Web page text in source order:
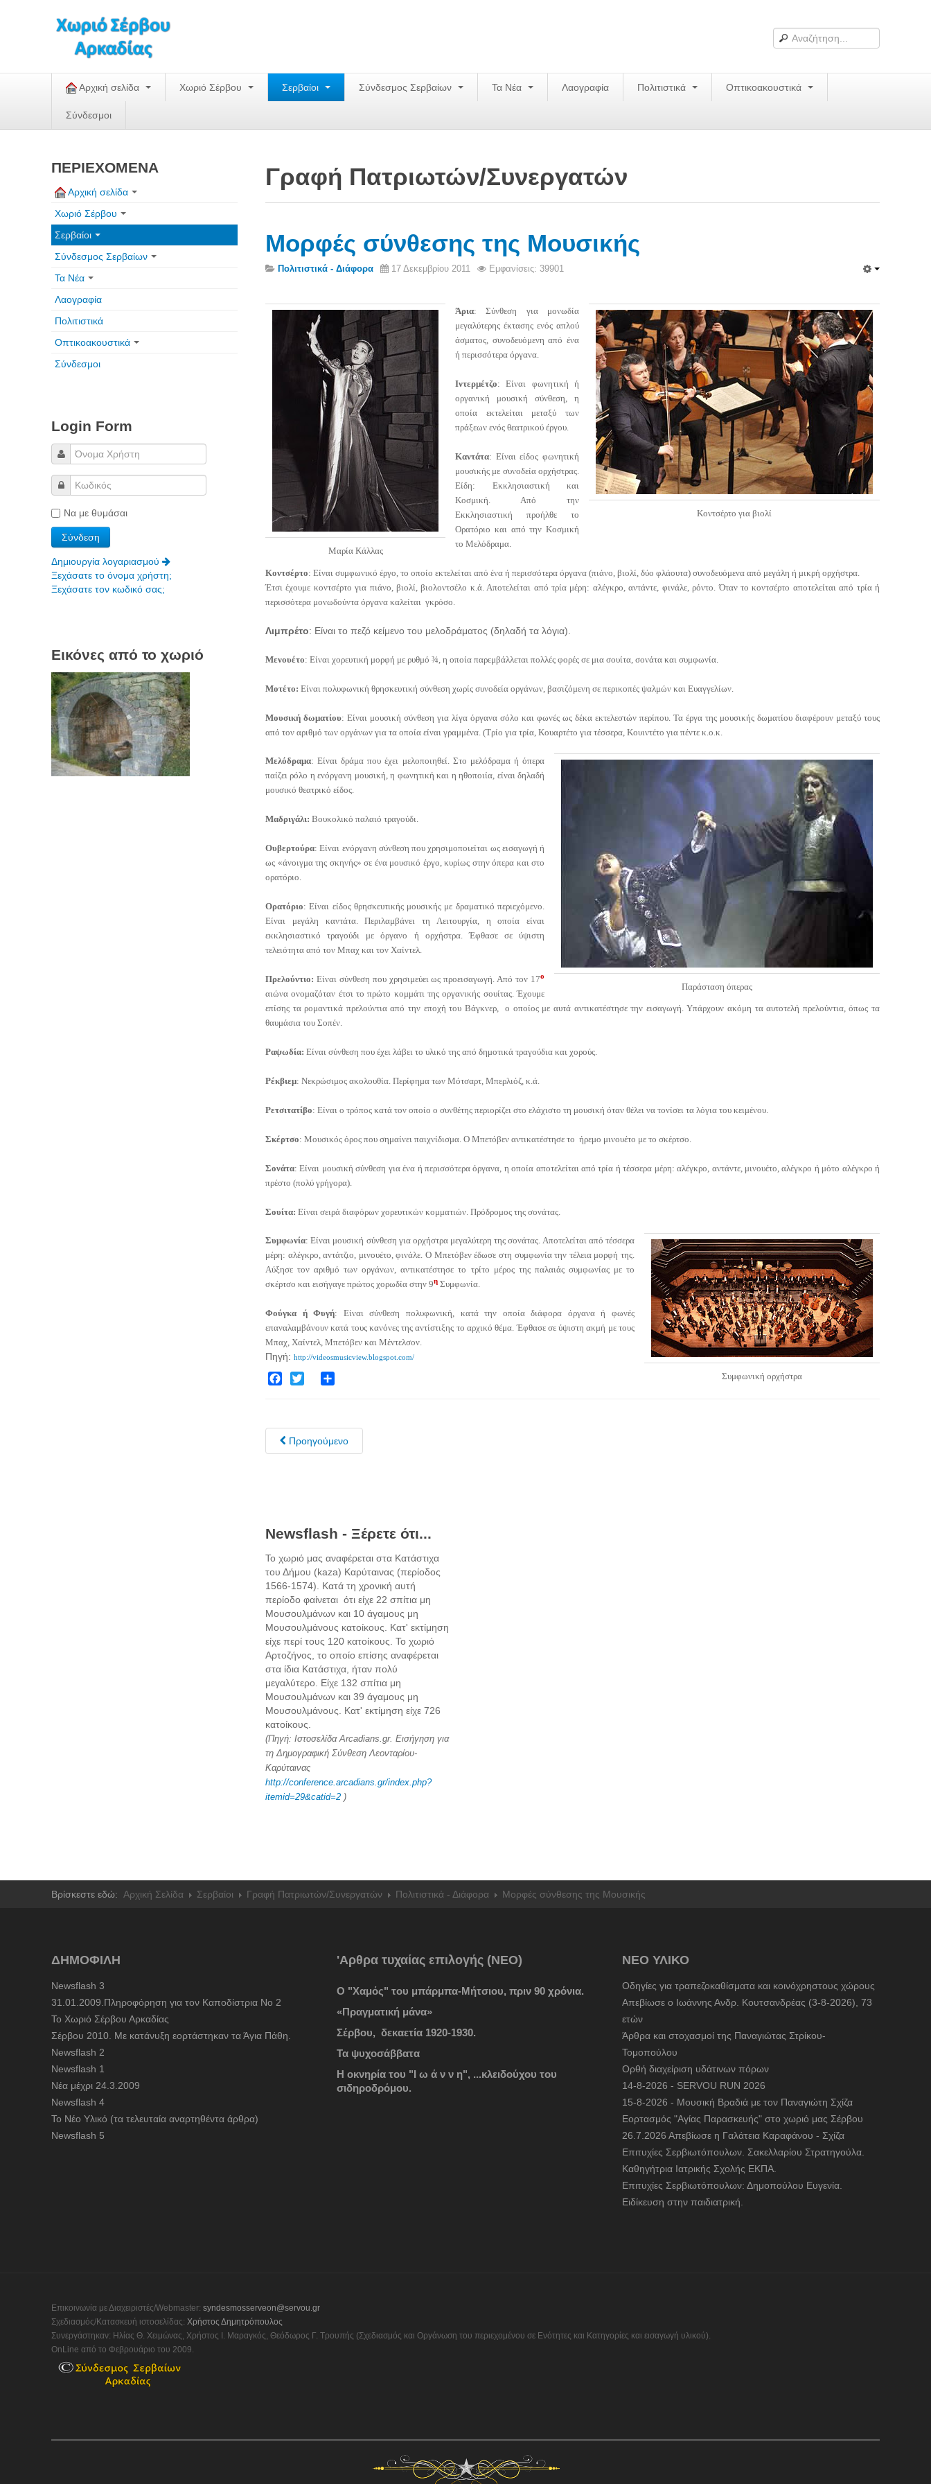
Αρχική σελίδα Χωριό Σέρβου Σερβαίοι Σύνδεσμος Σερβαίων Τα Νέα Λαογραφία Πολιτιστικά Οπτικοακουστικά
Σύνδεσμοι
Γραφή Πατριωτών/Συνεργατών
Μορφές σύνθεσης της Μουσικής
Πολιτιστικά - Διάφορα 17 Δεκεμβρίου 2011 Εμφανίσεις: 39901
Μαρία Κάλλας
Κοντσέρτο για βιολί
Άρια: Σύνθεση για μονωδία
μεγαλύτερης έκτασης ενός απλού
άσματος, συνοδευόμενη από ένα
ή περισσότερα όργανα.
Ιντερμέτζο: Είναι φωνητική ή
οργανική μουσική σύνθεση, η
οποία εκτελείται μεταξύ των
πράξεων ενός θεατρικού έργου.
Καντάτα: Είναι είδος φωνητική
μουσικής με συνοδεία ορχήστρας.
Είδη: Εκκλησιαστική και
Κοσμική. Από την
Εκκλησιαστική προήλθε το
Ορατόριο και από την Κοσμική
το Μελόδραμα.
Κοντσέρτο: Είναι συμφωνικό έργο, το οποίο εκτελείται από ένα ή περισσότερα όργανα (πιάνο, βιολί, δύο φλάουτα) συνοδευόμενα από μεγάλη ή μικρή ορχήστρα.
Έτσι έχουμε κοντσέρτο για πιάνο, βιολί, βιολοντσέλο κ.ά. Αποτελείται από τρία μέρη: αλέγκρο, αντάντε, φινάλε, ρόντο. Όταν το κοντσέρτο αποτελείται από τρία ή
περισσότερα μονωδούντα όργανα καλείται γκρόσο.
Λιμπρέτο: Είναι το πεζό κείμενο του μελοδράματος (δηλαδή τα λόγια).
Μενουέτο: Είναι χορευτική μορφή με ρυθμό ¾, η οποία παρεμβάλλεται πολλές φορές σε μια σουίτα, σονάτα και συμφωνία.
Μοτέτο: Είναι πολυφωνική θρησκευτική σύνθεση χωρίς συνοδεία οργάνων, βασιζόμενη σε περικοπές ψαλμών και Ευαγγελίων.
Μουσική δωματίου: Είναι μουσική σύνθεση για λίγα όργανα σόλο και φωνές ως δέκα εκτελεστών περίπου. Τα έργα της μουσικής δωματίου διαφέρουν μεταξύ τους
από τον αριθμό των οργάνων για τα οποία είναι γραμμένα. (Τρίο για τρία, Κουαρτέτο για τέσσερα, Κουιντέτο για πέντε κ.ο.κ.
Παράσταση όπερας
Μελόδραμα: Είναι δράμα που έχει μελοποιηθεί. Στο μελόδραμα ή όπερα
παίζει ρόλο η ενόργανη μουσική, η φωνητική και η ηθοποιία, είναι δηλαδή
μουσικό θεατρικό είδος.
Μαδριγάλι: Βουκολικό παλαιό τραγούδι.
Ουβερτούρα: Είναι ενόργανη σύνθεση που χρησιμοποιείται ως εισαγωγή ή
ως «άνοιγμα της σκηνής» σε ένα μουσικό έργο, κυρίως στην όπερα και στο
ορατόριο.
Ορατόριο: Είναι είδος θρησκευτικής μουσικής με δραματικό περιεχόμενο.
Είναι μεγάλη καντάτα. Περιλαμβάνει τη Λειτουργία, η οποία είναι
εκκλησιαστικό τραγούδι με όργανο ή ορχήστρα. Έφθασε σε ύψιστη
τελειότητα από τον Μπαχ και τον Χαίντελ.
Πρελούντιο: Είναι σύνθεση που χρησιμεύει ως προεισαγωγή. Από τον 17ο
αιώνα ονομαζόταν έτσι το πρώτο κομμάτι της οργανικής σουίτας. Έχουμε
επίσης τα ρομαντικά πρελούντια από την εποχή του Βάγκνερ, ο οποίος με αυτά αντικατέστησε την εισαγωγή. Υπάρχουν ακόμη τα αυτοτελή πρελούντια, όπως τα
θαυμάσια του Σοπέν.
Ραψωδία: Είναι σύνθεση που έχει λάβει το υλικό της από δημοτικά τραγούδια και χορούς.
Ρέκβιεμ: Νεκρώσιμος ακολουθία. Περίφημα των Μότσαρτ, Μπερλιόζ, κ.ά.
Ρετσιτατίβο: Είναι ο τρόπος κατά τον οποίο ο συνθέτης περιορίζει στο ελάχιστο τη μουσική όταν θέλει να τονίσει τα λόγια του κειμένου.
Σκέρτσο: Μουσικός όρος που σημαίνει παιχνίδισμα. Ο Μπετόβεν αντικατέστησε το ήρεμο μινουέτο με το σκέρτσο.
Σονάτα: Είναι μουσική σύνθεση για ένα ή περισσότερα όργανα, η οποία αποτελείται από τρία ή τέσσερα μέρη: αλέγκρο, αντάντε, μινουέτο, αλέγκρο ή μότο αλέγκρο ή
πρέστο (πολύ γρήγορα).
Σουίτα: Είναι σειρά διαφόρων χορευτικών κομματιών. Πρόδρομος της σονάτας.
Συμφωνική ορχήστρα
Συμφωνία: Είναι μουσική σύνθεση για ορχήστρα μεγαλύτερη της σονάτας. Αποτελείται από τέσσερα
μέρη: αλέγκρο, αντάτζιο, μινουέτο, φινάλε. Ο Μπετόβεν έδωσε στη συμφωνία την τέλεια μορφή της.
Αύξησε τον αριθμό των οργάνων, αντικατέστησε το τρίτο μέρος της παλαιάς συμφωνίας με το
σκέρτσο και εισήγαγε πρώτος χορωδία στην 9η Συμφωνία.
Φούγκα ή Φυγή: Είναι σύνθεση πολυφωνική, κατά την οποία διάφορα όργανα ή φωνές
επαναλαμβάνουν κατά τους κανόνες της αντίστιξης το αρχικό θέμα. Έφθασε σε ύψιστη ακμή με τους
Μπαχ, Χαίντελ, Μπετόβεν και Μέντελσον.
Πηγή: http://videosmusicview.blogspot.com/
Προηγούμενο
ΠΕΡΙΕΧΟΜΕΝΑ
Αρχική σελίδα
Χωριό Σέρβου
Σερβαίοι
Σύνδεσμος Σερβαίων
Τα Νέα
Λαογραφία
Πολιτιστικά
Οπτικοακουστικά
Σύνδεσμοι
Login Form
Να με θυμάσαι
Δημιουργία λογαριασμού
Ξεχάσατε το όνομα χρήστη;
Ξεχάσατε τον κωδικό σας;
Εικόνες από το χωριό
Newsflash - Ξέρετε ότι...
Το χωριό μας αναφέρεται στα Κατάστιχα
του Δήμου (kaza) Καρύταινας (περίοδος
1566-1574). Κατά τη χρονική αυτή
περίοδο φαίνεται ότι είχε 22 σπίτια μη
Μουσουλμάνων και 10 άγαμους μη
Μουσουλμάνους κατοίκους. Κατ' εκτίμηση
είχε περί τους 120 κατοίκους. Το χωριό
Αρτοζήνος, το οποίο επίσης αναφέρεται
στα ίδια Κατάστιχα, ήταν πολύ
μεγαλύτερο. Είχε 132 σπίτια μη
Μουσουλμάνων και 39 άγαμους μη
Μουσουλμάνους. Κατ' εκτίμηση είχε 726
κατοίκους.
(Πηγή: Ιστοσελίδα Arcadians.gr. Εισήγηση για
τη Δημογραφική Σύνθεση Λεονταρίου-
Καρύταινας
http://conference.arcadians.gr/index.php?
itemid=29&catid=2 )
Βρίσκεστε εδώ: Αρχική Σελίδα Σερβαίοι Γραφή Πατριωτών/Συνεργατών Πολιτιστικά - Διάφορα Μορφές σύνθεσης της Μουσικής
ΔΗΜΟΦΙΛΗ
Newsflash 3
31.01.2009.Πληροφόρηση για τον Καποδίστρια Νο 2
To Χωριό Σέρβου Αρκαδίας
Σέρβου 2010. Με κατάνυξη εορτάστηκαν τα Άγια Πάθη.
Newsflash 2
Newsflash 1
Nέα μέχρι 24.3.2009
Newsflash 4
Το Νέο Υλικό (τα τελευταία αναρτηθέντα άρθρα)
Newsflash 5
'Αρθρα τυχαίας επιλογής (ΝΕΟ)
Ο "Χαμός" του μπάρμπα-Μήτσιου, πριν 90 χρόνια.
«Πραγματική μάνα»
Σέρβου, δεκαετία 1920-1930.
Τα ψυχοσάββατα
Η οκνηρία του "Ι ω ά ν ν η", ...κλειδούχου του
σιδηροδρόμου.
ΝΕΟ ΥΛΙΚΟ
Οδηγίες για τραπεζοκαθίσματα και κοινόχρηστους χώρους
Απεβίωσε ο Ιωάννης Ανδρ. Κουτσανδρέας (3-8-2026), 73
ετών
Άρθρα και στοχασμοί της Παναγιώτας Στρίκου-
Τομοπούλου
Ορθή διαχείριση υδάτινων πόρων
14-8-2026 - SERVOU RUN 2026
15-8-2026 - Μουσική Βραδιά με τον Παναγιώτη Σχίζα
Εορτασμός "Αγίας Παρασκευής" στο χωριό μας Σέρβου
26.7.2026 Απεβίωσε η Γαλάτεια Καραφάνου - Σχίζα
Επιτυχίες Σερβιωτόπουλων. Σακελλαρίου Στρατηγούλα.
Καθηγήτρια Ιατρικής Σχολής ΕΚΠΑ.
Επιτυχίες Σερβιωτόπουλων: Δημοπούλου Ευγενία.
Ειδίκευση στην παιδιατρική.
Επικοινωνία με Διαχειριστές/Webmaster: syndesmosserveon@servou.gr
Σχεδιασμός/Κατασκευή ιστοσελίδας: Χρήστος Δημητρόπουλος
Συνεργάστηκαν: Ηλίας Θ. Χειμώνας, Χρήστος Ι. Μαραγκός, Θεόδωρος Γ. Τρουπής (Σχεδιασμός και Οργάνωση του περιεχομένου σε Ενότητες και Κατηγορίες και εισαγωγή υλικού).
OnLine από το Φεβρουάριο του 2009.